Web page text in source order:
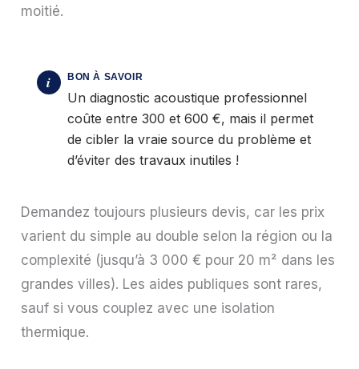
moitié.
Un diagnostic acoustique professionnel
coûte entre 300 et 600 €, mais il permet
de cibler la vraie source du problème et
d’éviter des travaux inutiles !
Demandez toujours plusieurs devis, car les prix
varient du simple au double selon la région ou la
complexité (jusqu’à 3 000 € pour 20 m² dans les
grandes villes). Les aides publiques sont rares,
sauf si vous couplez avec une isolation
thermique.